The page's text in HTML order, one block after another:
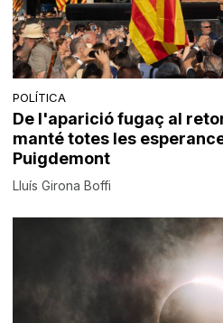
POLÍTICA
De l'aparició fugaç al
manté totes les
Puigdemont
Lluís Girona Boffi